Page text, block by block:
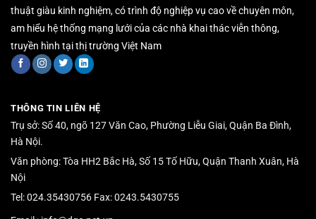
thuật giàu kinh nghiệm, có trình độ nghiệp vụ cao về chuyên môn,
am hiểu hệ thống mạng lưới của các nhà khai thác viễn thông,
truyền hình tại thị trường Việt Nam
THÔNG TIN LIÊN HỆ
Trụ sở: Số 40, ngõ 127 Văn Cao, Phường Liễu Giai, Quận Ba Đình,
Hà Nội.
Văn phòng: Tòa HH2 Bắc Hà, Số 15 Tố Hữu, Quận Thanh Xuân, Hà
Nội
Tel: 024.35430756 Fax: 0243.5430755